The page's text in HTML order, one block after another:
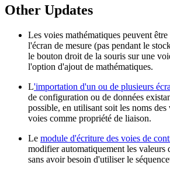
Other Updates
Les voies mathématiques peuvent
l'écran de mesure (pas pendant le
le bouton droit de la souris sur une
l'option d'ajout de mathématiques.
L'importation d'un ou de plusieurs
de configuration ou de données
possible, en utilisant soit les noms
voies comme propriété de liaison.
Le module d'écriture des voies de
modifier automatiquement les valeurs
sans avoir besoin d'utiliser le